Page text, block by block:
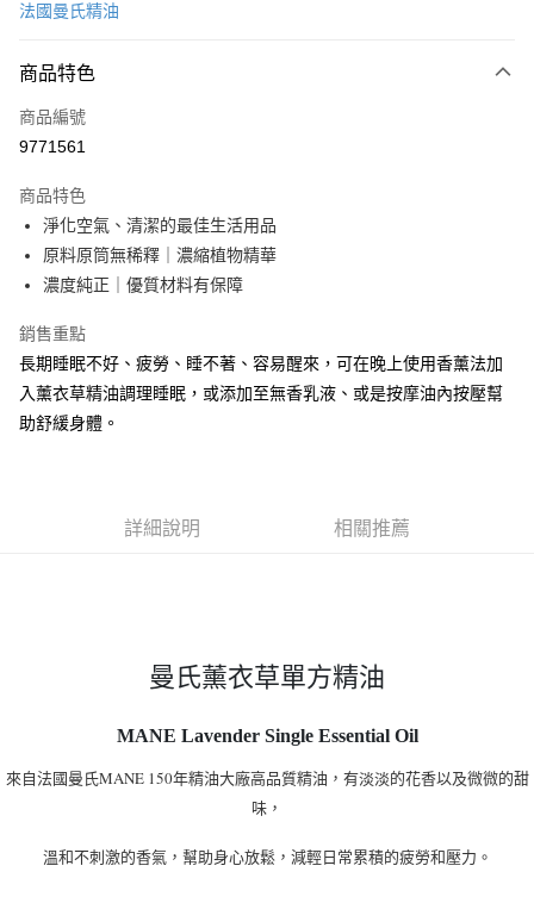
LINE Pay
Apple Pay
全盈+PAY
ATM付款
全家取貨付款
7-11取貨付款
每筆NT$120，滿NT$490(含以上)免運費
法國曼氏精油
商品特色
商品編號
9771561
商品特色
淨化空氣、清潔的最佳生活用品
原料原筒無稀釋｜濃縮植物精華
濃度純正｜優質材料有保障
銷售重點
長期睡眠不好、疲勞、睡不著、容易醒來，可在晚上使用香薰法加
入薰衣草精油調理睡眠，或添加至無香乳液、或是按摩油內按壓幫
助舒緩身體。
詳細說明 相關推薦
曼氏薰衣草單方精油
MANE Lavender Single Essential Oil
來自法國曼氏MANE 150年精油大廠高品質精油，有淡淡的花香以及微微的甜
味，
溫和不刺激的香氣，幫助身心放鬆，減輕日常累積的疲勞和壓力。